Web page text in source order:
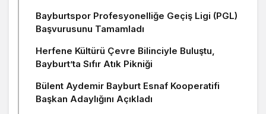
Bayburtspor Profesyonelliğe Geçiş Ligi (PGL)
Başvurusunu Tamamladı
Herfene Kültürü Çevre Bilinciyle Buluştu,
Bayburt’ta Sıfır Atık Pikniği
Bülent Aydemir Bayburt Esnaf Kooperatifi
Başkan Adaylığını Açıkladı